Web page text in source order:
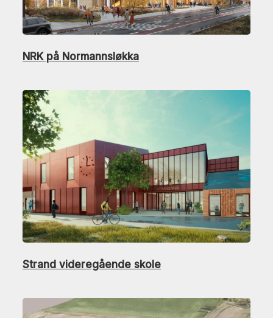
NRK på Normannsløkka
Strand videregående skole